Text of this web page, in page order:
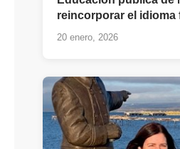
reincorporar el idioma
20 enero, 2026